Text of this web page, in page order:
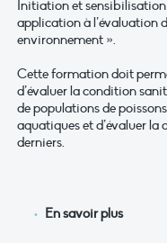
Initiation et sensibilisation
application à l’évaluation
environnement ».
Cette formation doit
d’évaluer la condition
de populations de
aquatiques et d’évaluer
derniers.
En savoir plus